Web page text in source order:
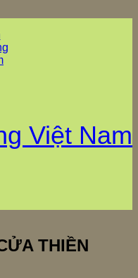
Việt Nam
THIỀN